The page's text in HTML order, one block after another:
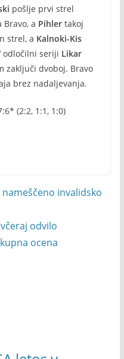
pošlje prvi strel
a Pihlertakoj
strel, a Kalnoki-Kis
odločilni seriji Likar
zaključi dvoboj. Bravo
brez nadaljevanja.
(2:2, 1:1, 1:0)
invalidsko
včeraj odvilo
ocena